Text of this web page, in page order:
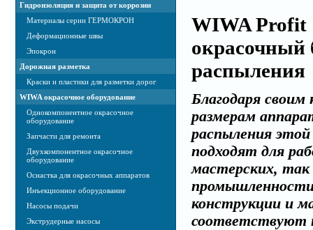
Гидроизоляция и защита от коррозии
Материалы серии ГЕРМОКРОН
Деформационные швы
Эпокрон
Дорожная разметка
Краски и пластики для разметки дорог
WIWA окрасочное оборудование
Однокомпонентное окрасочное
оборудование
Запчасти для ремонта
Двухкомпонентное окрасочное
оборудование
Оснастка для окрасочных аппаратов
Инъекционное оборудование
Насосы подачи
Экструдерные насосы
WIWA
окрасочный
распыления
Благодаря
размерам
распыления этой
подходят для
мастерских, так
конструкции и
соответствуют